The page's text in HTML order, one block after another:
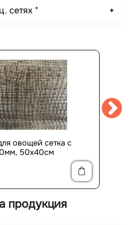
сетях *
овощей сетка с
50х40см
продукция